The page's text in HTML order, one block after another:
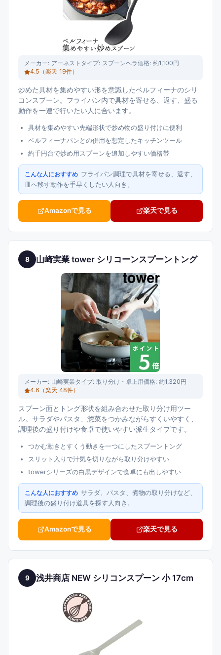
メーカー: アーネスト タイプ: スプーンヘラ価格: 約1,100円
4.5 （楽天 19件）
炒めた具材を集めやすい形を意識したベルフィーナのシリ
コンスプーン。フライパン内で具材を寄せる、返す、盛る
動作を一連で行いたい人に合います。
具材を集めやすい先端形状で炒め物の盛り付けに便利
ベルフィーナパンとの併用を想定したキッチンツール
約千円台で炒め用スプーンを追加しやすい価格帯
こんな人におすすめ フライパン調理で具材を寄せる、返す、
皿へ移す動作を手早くしたい人向き。
Amazonで見る 楽天で見る
8 山崎実業 tower シリコーンスプーントング
メーカー: 山崎実業タイプ: 取り分け・卓上用価格: 約1,320円
4.6 （楽天 48件）
スプーン面とトング形状を組み合わせた取り分け用ツー
ル。サラダやパスタ、惣菜をつかみながらすくいやすく、
調理後の盛り付けや食卓で使いやすい派生タイプです。
つかむ動きとすくう動きを一つにしたスプーントング
スリット入りで汁気を切りながら取り分けやすい
towerシリーズの白黒デザインで食卓にも出しやすい
こんな人におすすめ サラダ、パスタ、煮物の取り分けなど、
調理後の盛り付け道具を探す人向き。
Amazonで見る 楽天で見る
9 浅井商店 NEW シリコンスプーン 小 17cm